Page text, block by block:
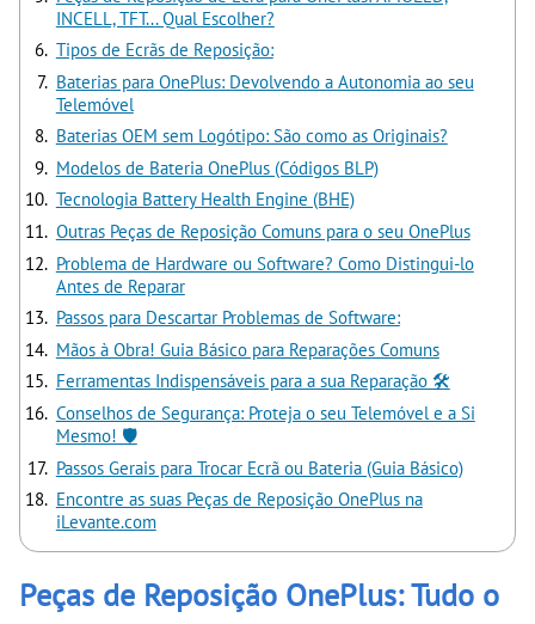
INCELL, TFT... Qual Escolher?
Tipos de Ecrãs de Reposição:
Baterias para OnePlus: Devolvendo a Autonomia ao seu
Telemóvel
Baterias OEM sem Logótipo: São como as Originais?
Modelos de Bateria OnePlus (Códigos BLP)
Tecnologia Battery Health Engine (BHE)
Outras Peças de Reposição Comuns para o seu OnePlus
Problema de Hardware ou Software? Como Distingui-lo
Antes de Reparar
Passos para Descartar Problemas de Software:
Mãos à Obra! Guia Básico para Reparações Comuns
Ferramentas Indispensáveis para a sua Reparação 🛠️
Conselhos de Segurança: Proteja o seu Telemóvel e a Si
Mesmo! 🛡️
Passos Gerais para Trocar Ecrã ou Bateria (Guia Básico)
Encontre as suas Peças de Reposição OnePlus na
iLevante.com
Peças de Reposição OnePlus: Tudo o